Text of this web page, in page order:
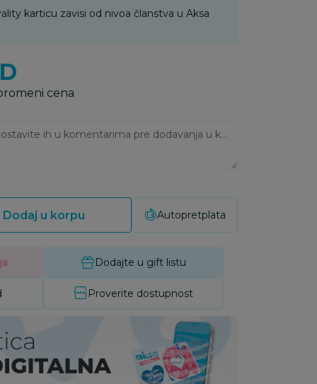
karticu zavisi od nivoa članstva u Aksa
cena
Ukoliko imate napomene, ostavite ih u komentarima pre dodavanja u korpu:
Dodaj u korpu Autopretplata
Dodajte u gift listu
Proverite dostupnost